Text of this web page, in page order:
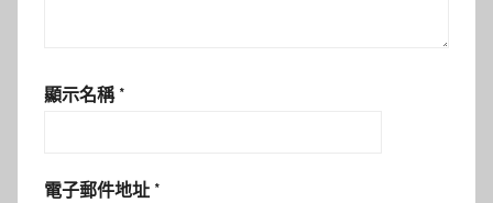
顯示名稱 *
電子郵件地址 *